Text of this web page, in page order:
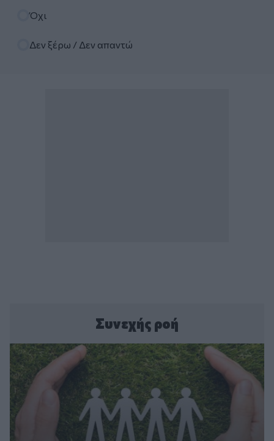
Όχι
Δεν ξέρω / Δεν απαντώ
Συνεχής ροή